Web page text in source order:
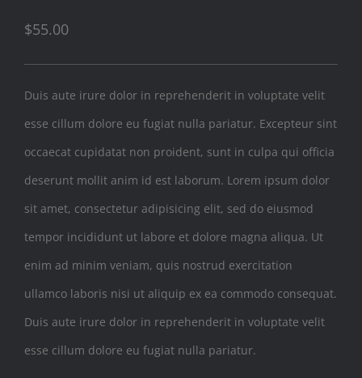
$55.00
Duis aute irure dolor in reprehenderit in voluptate velit
esse cillum dolore eu fugiat nulla pariatur. Excepteur sint
occaecat cupidatat non proident, sunt in culpa qui officia
deserunt mollit anim id est laborum. Lorem ipsum dolor
sit amet, consectetur adipisicing elit, sed do eiusmod
tempor incididunt ut labore et dolore magna aliqua. Ut
enim ad minim veniam, quis nostrud exercitation
ullamco laboris nisi ut aliquip ex ea commodo consequat.
Duis aute irure dolor in reprehenderit in voluptate velit
esse cillum dolore eu fugiat nulla pariatur.